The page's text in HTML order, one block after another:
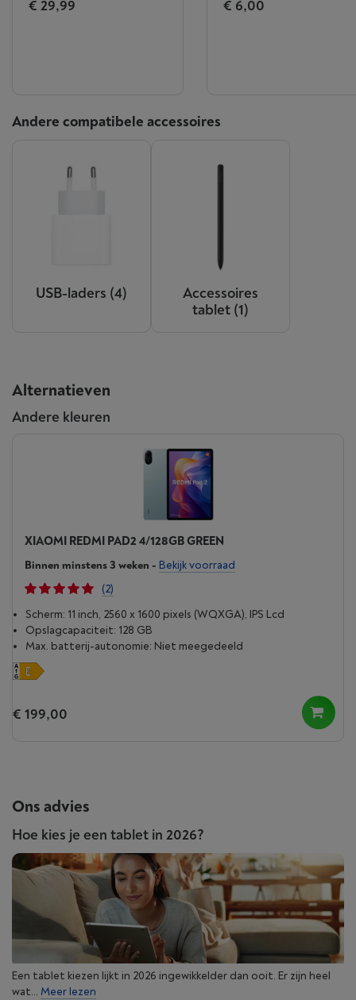
€ 29,99 € 6,00
Andere compatibele accessoires
USB-laders (4)
Accessoires
tablet (1)
Alternatieven
Andere kleuren
XIAOMI REDMI PAD2 4/128GB GREEN
Binnen minstens 3 weken - Bekijk voorraad
(2)
Scherm: 11 inch, 2560 x 1600 pixels (WQXGA), IPS Lcd
Opslagcapaciteit: 128 GB
Max. batterij-autonomie: Niet meegedeeld
€ 199,00
Ons advies
Hoe kies je een tablet in 2026?
Een tablet kiezen lijkt in 2026 ingewikkelder dan ooit. Er zijn heel
wat... Meer lezen